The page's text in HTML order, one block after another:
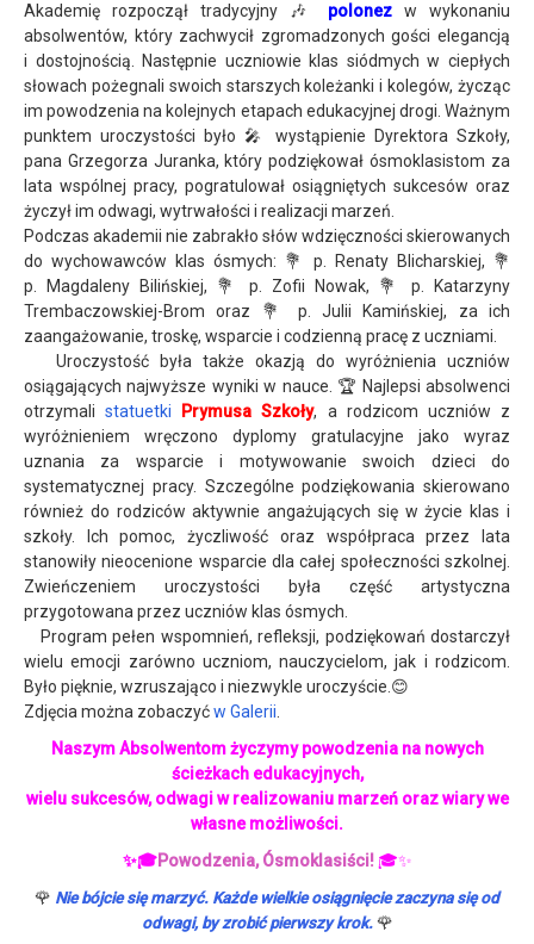
Akademię rozpoczął tradycyjny 🎶 polonez
w wykonaniu
absolwentów, który zachwycił zgromadzonych gości elegancją
i dostojnością. Następnie uczniowie klas siódmych w ciepłych
słowach pożegnali swoich starszych koleżanki i kolegów, życząc
im powodzenia na kolejnych etapach edukacyjnej drogi. Ważnym
punktem uroczystości było 🎤 wystąpienie Dyrektora Szkoły,
pana Grzegorza Juranka, który podziękował ósmoklasistom za
lata wspólnej pracy, pogratulował osiągniętych sukcesów oraz
życzył im odwagi, wytrwałości i realizacji marzeń.
Podczas akademii nie zabrakło słów wdzięczności skierowanych
do wychowawców klas ósmych: 💐 p. Renaty Blicharskiej, 💐
p. Magdaleny Bilińskiej, 💐 p. Zofii Nowak, 💐 p. Katarzyny
Trembaczowskiej-Brom oraz 💐 p. Julii Kamińskiej, za ich
zaangażowanie, troskę, wsparcie i codzienną pracę z uczniami.
Uroczystość była także okazją do wyróżnienia uczniów
osiągających najwyższe wyniki w nauce. 🏆 Najlepsi absolwenci
otrzymalistatuetki Prymusa Szkoły, a rodzicom uczniów z
wyróżnieniem wręczono dyplomy gratulacyjne jako wyraz
uznania za wsparcie i motywowanie swoich dzieci do
systematycznej pracy. Szczególne podziękowania skierowano
również do rodziców aktywnie angażujących się w życie klas i
szkoły. Ich pomoc, życzliwość oraz współpraca przez lata
stanowiły nieocenione wsparcie dla całej społeczności szkolnej.
Zwieńczeniem uroczystości była część artystyczna
przygotowana przez uczniów klas ósmych.
Program pełen wspomnień, refleksji, podziękowań dostarczył
wielu emocji zarówno uczniom, nauczycielom, jak i rodzicom.
Było pięknie, wzruszająco i niezwykle uroczyście.😊
Zdjęcia można zobaczyćw Galerii.
Naszym Absolwentom życzymy powodzenia na nowych
ścieżkach edukacyjnych,
wielu sukcesów, odwagi w realizowaniu marzeń oraz wiary we
własne możliwości.
✨🎓Powodzenia, Ósmoklasiści!🎓✨
🌹 Nie bójcie się marzyć. Każde wielkie osiągnięcie zaczyna się od
odwagi,by zrobić pierwszy krok.🌹